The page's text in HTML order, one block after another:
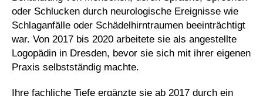
oder Schlucken durch neurologische Ereignisse wie
Schlaganfälle oder Schädelhirntraumen beeinträchtigt
war. Von 2017 bis 2020 arbeitete sie als angestellte
Logopädin in Dresden, bevor sie sich mit ihrer eigenen
Praxis selbstständig machte.
Ihre fachliche Tiefe ergänzte sie ab 2017 durch ein